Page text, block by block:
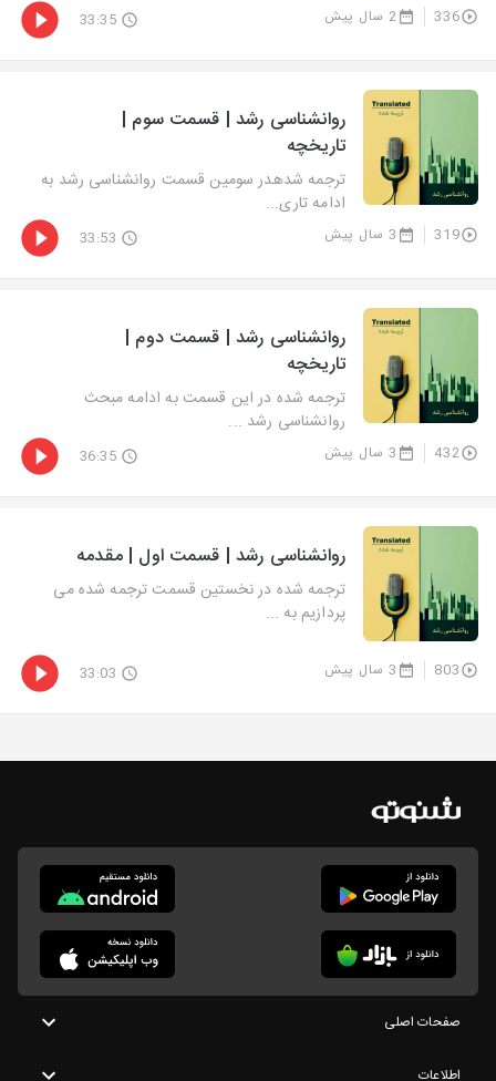
336 2 سال پیش 33:35
روانشناسی رشد | قسمت سوم |
تاریخچه
ترجمه شدهدر سومین قسمت روانشناسی رشد به
ادامه تاری...
319 3 سال پیش 33:53
روانشناسی رشد | قسمت دوم |
تاریخچه
ترجمه شده در این قسمت به ادامه مبحث
روانشناسی رشد ...
432 3 سال پیش 36:35
روانشناسی رشد | قسمت اول | مقدمه
ترجمه شده در نخستین قسمت ترجمه شده می
پردازیم به ...
803 3 سال پیش 33:03
صفحات اصلی
اطلاعات